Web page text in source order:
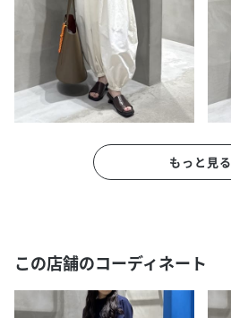
もっと見る
この店舗のコーディネート